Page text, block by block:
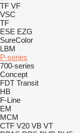
TF VF
VSC
TF
ESE EZG
SureColor
LBM
P-series
700-series
Concept
FDT Transit
HB
F-Line
EM
MCM
CTF V20 VB VT